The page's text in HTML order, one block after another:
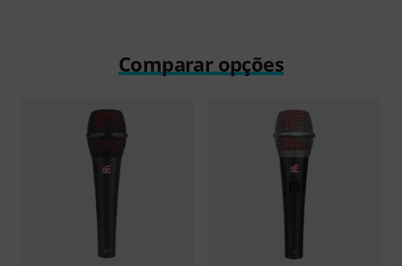
Comparar opções